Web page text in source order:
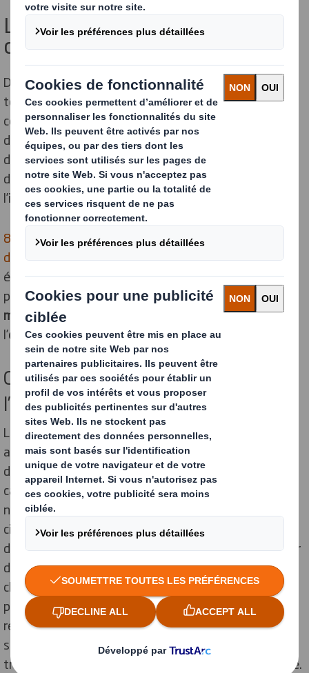
Les fondements de l’innovation
chez DS Smith
DS Smith intègre les questions environnementales
tout au long ducycle de viedes emballages, de leur
conception jusqu’à leur fin de vie. Dans une logique de
durabilité, l’entreprise s’inscrit dans une démarche
d’économie circulaire. Cette transition est menée via
des actions concrètes visant à réduire toujours plus
l’impact de ses activités sur les générations futures.
80 % des déchets sont produits lors de la conception
d’un produit. L’innovation doit commencer dès cette
étape cruciale pour éliminer toutes les sources de
pollution enmatière de packaging. Le choix des
matières premières
est essentiel pour réduire
l’empreinte carbonede l’emballage.
Collaborations et partenariats pour
l’innovation
Le centre R&D et d’innovation, R8, a été conçu pour
accélérer la recherche et le développement
d’
emballages innovants. Dans cet espace neutre en
carbone, les équipes de DS Smith étudient toutes les
nouvelles possibilités afin de créer des solutions
circulaires. Les enjeux sont importants : réduire les
déchets et la pollution, préserver la nature, développer
des emballages écologiques. Le tout, en offrant aux
clients des solutions pratiques, adaptées à leurs
problématiques métiers. L’innovation implique une
recherche continue et passe par le développement de
solutions sur mesure. C’est la clé pour faciliter la
transition des entreprises vers une économie circulaire.